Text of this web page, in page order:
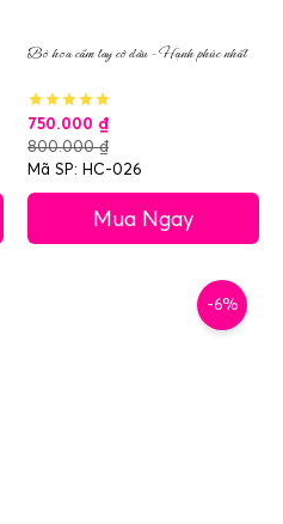
Bó hoa cầm tay cô dâu – Hạnh phúc nhất
750.000 ₫
800.000₫
Mã SP: HC-026
Mua Ngay
-6%